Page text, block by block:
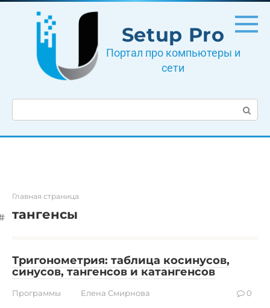
Перейти
Setup Pro
Портал про компьютеры и
сети
Главная страница
тангенсы
Тригонометрия: таблица косинусов,
синусов, тангенсов и катангенсов
Программы Елена Смирнова 0